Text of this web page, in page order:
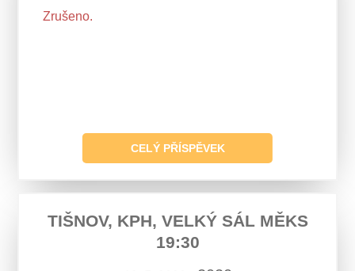
Zrušeno.
CELÝ PŘÍSPĚVEK
TIŠNOV, KPH, VELKÝ SÁL MĚKS
19:30